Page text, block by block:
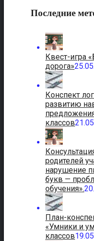
Последние
Квест-игра
дорога»
Конспект
развитию
классов
родителей
нарушение
букв —
обучения».
План-
«Умники и
классов